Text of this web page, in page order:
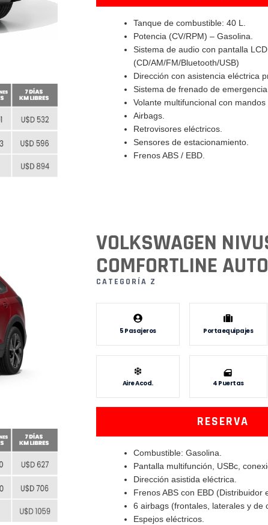
Tanque de combustible: 40 L.
Potencia (CV/RPM) – Gasolina.
Sistema de audio con pantalla LCD
(CD/AM/FM/Bluetooth/USB)
Dirección con asistencia eléctrica
Sistema de frenado de
Volante multifuncional con mandos
Airbags.
Retrovisores eléctricos.
Sensores de estacionamiento.
Frenos ABS / EBD.
VOLKSWAGEN
COMFORTLINE
CATEGORÍA Z
5 Pasajeros Portaequipajes
Aire Acod. 4 Puertas
RESERVA
Combustible: Gasolina.
Pantalla multifunción, USBc,
Dirección asistida eléctrica.
Frenos ABS con EBD (Distribuidor
6 airbags (frontales, laterales y de
Espejos eléctricos.